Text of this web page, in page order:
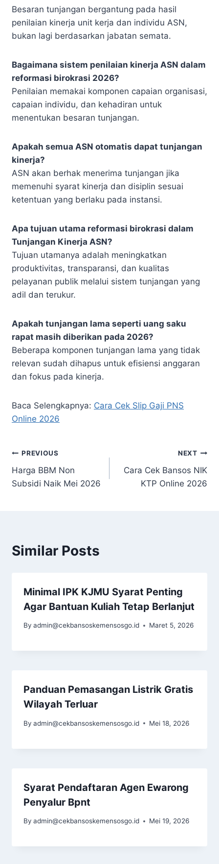
Besaran tunjangan bergantung pada hasil
penilaian kinerja unit kerja dan individu ASN,
bukan lagi berdasarkan jabatan semata.
Bagaimana sistem penilaian kinerja ASN dalam
reformasi birokrasi 2026?
Penilaian memakai komponen capaian organisasi,
capaian individu, dan kehadiran untuk
menentukan besaran tunjangan.
Apakah semua ASN otomatis dapat tunjangan
kinerja?
ASN akan berhak menerima tunjangan jika
memenuhi syarat kinerja dan disiplin sesuai
ketentuan yang berlaku pada instansi.
Apa tujuan utama reformasi birokrasi dalam
Tunjangan Kinerja ASN?
Tujuan utamanya adalah meningkatkan
produktivitas, transparansi, dan kualitas
pelayanan publik melalui sistem tunjangan yang
adil dan terukur.
Apakah tunjangan lama seperti uang saku
rapat masih diberikan pada 2026?
Beberapa komponen tunjangan lama yang tidak
relevan sudah dihapus untuk efisiensi anggaran
dan fokus pada kinerja.
Baca Selengkapnya: Cara Cek Slip Gaji PNS
Online 2026
Navigasi
pos
PREVIOUS
Harga BBM Non
Subsidi Naik Mei 2026
NEXT
Cara Cek Bansos NIK
KTP Online 2026
Similar Posts
Minimal IPK KJMU Syarat Penting
Agar Bantuan Kuliah Tetap Berlanjut
By admin@cekbansoskemensosgo.id Maret 5, 2026
Panduan Pemasangan Listrik Gratis
Wilayah Terluar
By admin@cekbansoskemensosgo.id Mei 18, 2026
Syarat Pendaftaran Agen Ewarong
Penyalur Bpnt
By admin@cekbansoskemensosgo.id Mei 19, 2026